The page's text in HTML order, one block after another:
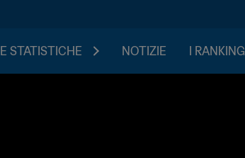
STATISTICHE NOTIZIE I RANKING